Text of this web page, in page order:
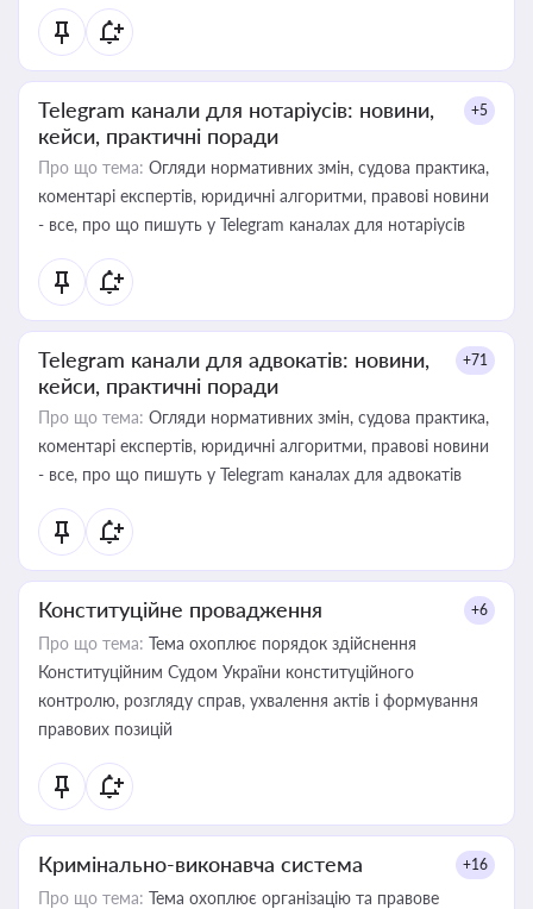
Telegram канали для нотаріусів: новини,
кейси, практичні поради
+5
Про що тема: Огляди нормативних змін, судова практика,
коментарі експертів, юридичні алгоритми, правові новини
- все, про що пишуть у Telegram каналах для нотаріусів
Telegram канали для адвокатів: новини,
кейси, практичні поради
+71
Про що тема: Огляди нормативних змін, судова практика,
коментарі експертів, юридичні алгоритми, правові новини
- все, про що пишуть у Telegram каналах для адвокатів
Конституційне провадження +6
Про що тема: Тема охоплює порядок здійснення
Конституційним Судом України конституційного
контролю, розгляду справ, ухвалення актів і формування
правових позицій
Кримінально-виконавча система +16
Про що тема: Тема охоплює організацію та правове